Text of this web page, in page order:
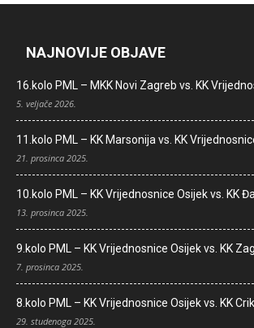
NAJNOVIJE OBJAVE
16.kolo PML – MKK Novi Zagreb vs. KK
5. veljače 2026.
11.kolo PML – KK Marsonija vs. KK
21. prosinca 2025.
10.kolo PML – KK Vrijednosnice Osijek vs. KK
13. prosinca 2025.
9.kolo PML – KK Vrijednosnice Osijek vs. KK
7. prosinca 2025.
8.kolo PML – KK Vrijednosnice Osijek vs. KK
29. studenoga 2025.